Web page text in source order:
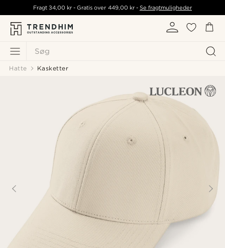
Søg
Fragt34,00 kr - Gratis over 449,00 kr- Se fragtmuligheder
Hatte Kasketter